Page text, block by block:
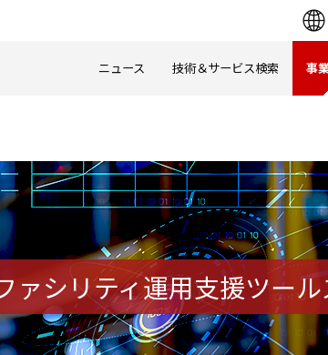
ニュース 技術＆サービス検索 事
ァシリティ運用支援ツー